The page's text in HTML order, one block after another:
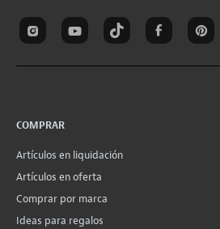
COMPRAR
Artículos en liquidación
Artículos en oferta
Comprar por marca
Ideas para regalos